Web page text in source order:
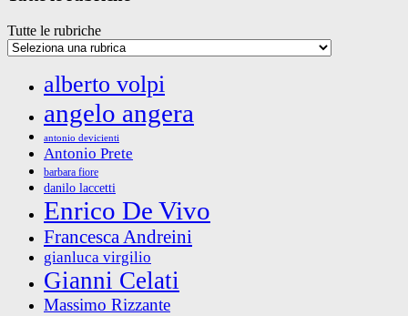
Tutte le rubriche
alberto volpi
angelo angera
antonio devicienti
Antonio Prete
barbara fiore
danilo laccetti
Enrico De Vivo
Francesca Andreini
gianluca virgilio
Gianni Celati
Massimo Rizzante